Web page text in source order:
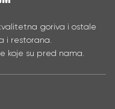
goriva i ostale
i restorana.
koje su pred nama.